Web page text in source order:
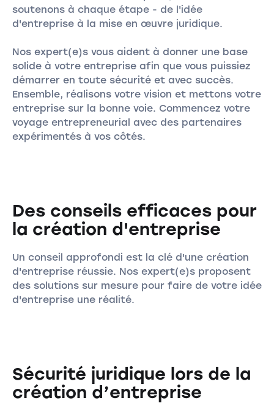
soutenons à chaque étape - de l'idée
d'entreprise à la mise en œuvre juridique.
Nos expert(e)s vous aident à donner une base
solide à votre entreprise afin que vous puissiez
démarrer en toute sécurité et avec succès.
Ensemble, réalisons votre vision et mettons votre
entreprise sur la bonne voie. Commencez votre
voyage entrepreneurial avec des partenaires
expérimentés à vos côtés.
Des conseils efficaces pour
la création d'entreprise
Un conseil approfondi est la clé d'une création
d'entreprise réussie. Nos expert(e)s proposent
des solutions sur mesure pour faire de votre idée
d'entreprise une réalité.
Sécurité juridique lors de la
création d’entreprise